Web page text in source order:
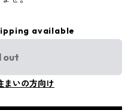
available
out
まいの方向け